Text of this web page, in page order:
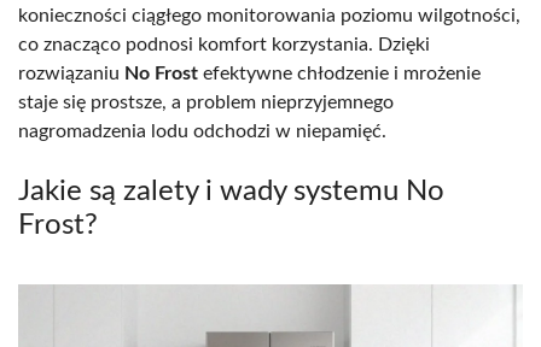
konieczności ciągłego monitorowania poziomu wilgotności,
co znacząco podnosi komfort korzystania. Dzięki
rozwiązaniu No Frost efektywne chłodzenie i mrożenie
staje się prostsze, a problem nieprzyjemnego
nagromadzenia lodu odchodzi w niepamięć.
Jakie są zalety i wady systemu No
Frost?